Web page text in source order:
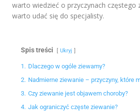
warto wiedzieć o przyczynach częstego
warto udać się do specjalisty.
Spis treści Ukryj
1. Dlaczego w ogóle ziewamy?
2. Nadmierne ziewanie – przyczyny, które
3. Czy ziewanie jest objawem choroby?
4. Jak ograniczyć częste ziewanie?